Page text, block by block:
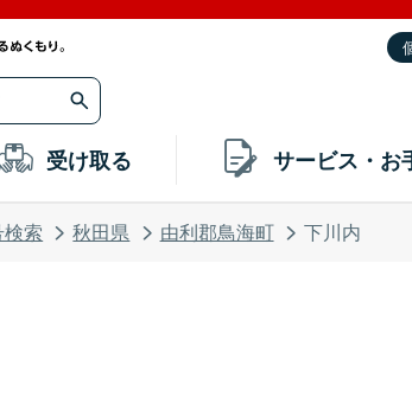
受け取る サービス・お
索 秋田県 由利郡鳥海町 下川内